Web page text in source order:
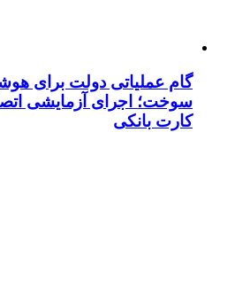
گام عملیاتی دولت برای
سوخت؛ اجرای آزمایشی
کارت بانکی